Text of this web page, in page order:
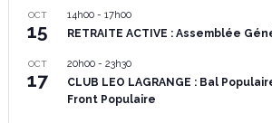
OCT
15
14h00- 17h00
RETRAITE ACTIVE : Assemblée
OCT
17
20h00- 23h30
CLUB LEO LAGRANGE : Bal
Front Populaire